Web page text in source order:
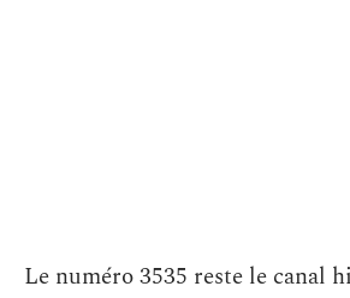
Le numéro 3535 reste le canal